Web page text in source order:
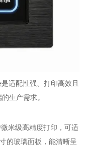
适配性强、打印高效且
生产需求。
米级高精度打印，可适
的玻璃面板，能清晰呈